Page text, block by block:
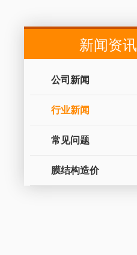
新闻资讯
公司新闻
行业新闻
常见问题
膜结构造价